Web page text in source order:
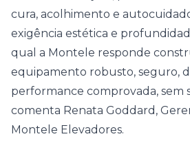
cura, acolhimento e
exigência estética e
qual a Montele responde
equipamento robusto, seguro,
performance comprovada, sem
comenta Renata Goddard,
Montele Elevadores.